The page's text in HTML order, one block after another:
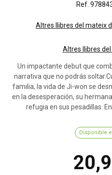
Ref.
Altres llibres del mateix
Altres llibres
Un impactante debut que
narrativa que no podrás
familia, la vida de Ji-won se
en la desesperación, su
refugia en sus pesadillas.
Disponible